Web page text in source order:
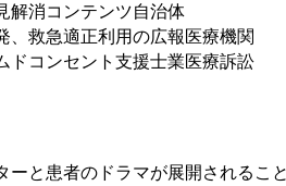
解消コンテンツ自治体
、救急適正利用の広報医療機関
ドコンセント支援士業医療訴訟
と患者のドラマが展開されること